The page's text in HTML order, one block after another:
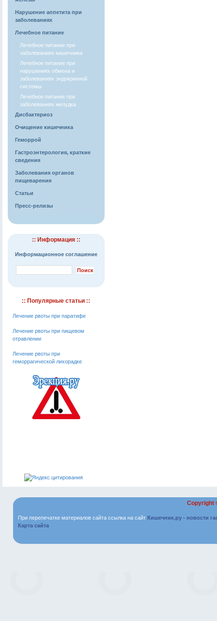
Нарушение аппетита при
заболеваниях
Лечебное питание
Лечебное питание при
заболеваниях кишечника
Лечебное питание при
нарушениях обмена и
заболеваниях эндокринной
системы
Лечебное питание при
заболеваниях желудка
Дисбактериоз
Очищение кишечника
Геморрой
Гастроэнтерология, краткие
сведения
Заболевания органов
пищеварения
Статьи
Пресс-релизы
:: Информация ::
Информационное соглашение
:: Популярные статьи ::
Лечение рвоты при паратифе
Лечение рвоты при пищевом
отравлении
Лечение рвоты при
геморрагической лихорадке
Copyright
При перепечатке материалов сайта ссылка на сайт Кишечник.ру - новости
Карта сайта